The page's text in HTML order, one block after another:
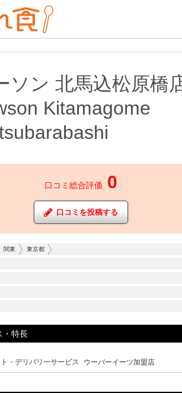
ソン 北馬込松原橋
Kitamagome
口コミ総合評価 0
口コミを投稿する
関東 東京都
・特長
・デリバリーサービス ウーバーイーツ加盟店